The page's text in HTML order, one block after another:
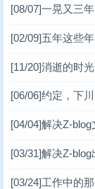
[08/07]一晃又三年
[02/09]五年这些年
[11/20]消逝的时光
[06/06]约定，下
[04/04]解决Z-
[03/31]解决Z-blog
[03/24]工作中的